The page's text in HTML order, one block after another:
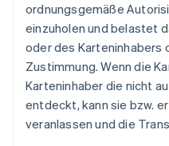
ordnungsgemäße
einzuholen und belastet
oder des Karteninhabers
Zustimmung. Wenn die
Karteninhaber die nicht
entdeckt, kann sie bzw.
veranlassen und die